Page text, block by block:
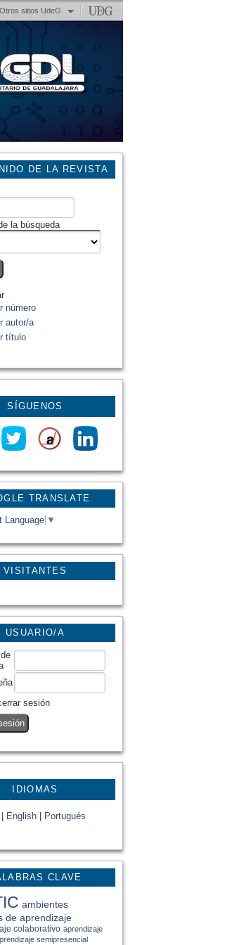
Otros sitios UdeG
TRANSLATE
Language ▼
VISITANTES
DE LA REVISTA
la búsqueda
número
autor/a
título
SÍGUENOS
USUARIO/A
sesión
IDIOMAS
English Portugués
CLAVE
ambientes
de aprendizaje
colaborativo aprendizaje
semipresencial